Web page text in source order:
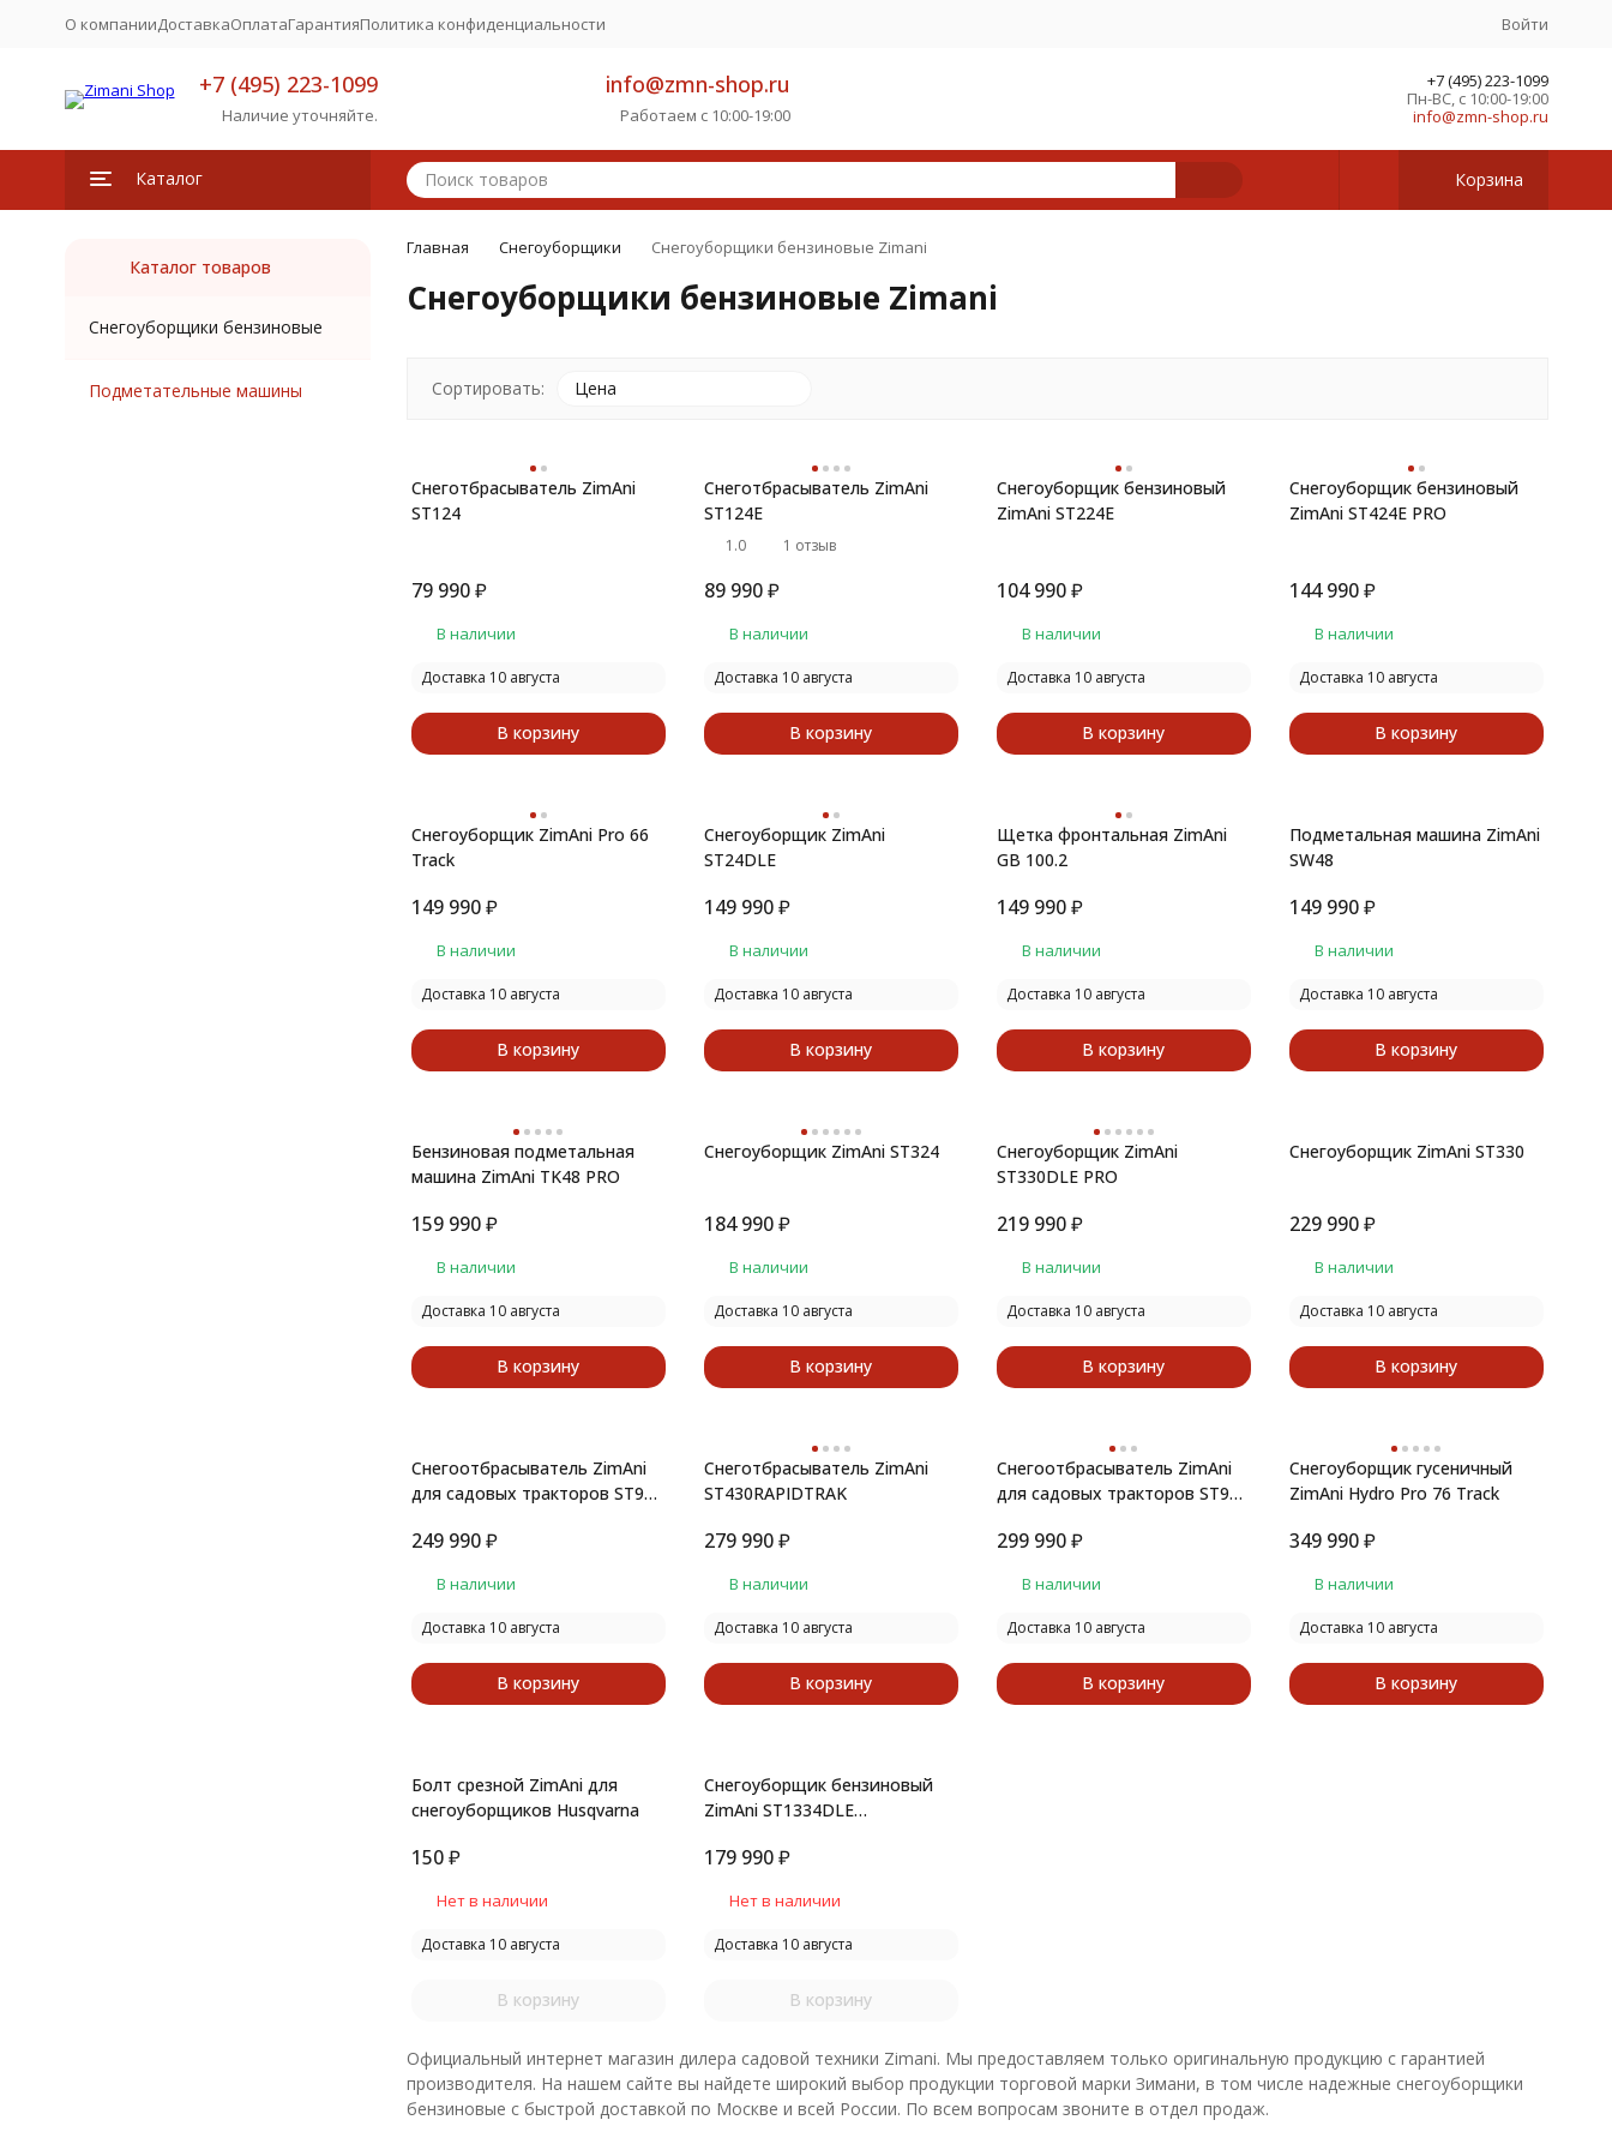
О компанииДоставкаОплатаГарантияПолитика конфиденциальности Войти
+7 (495) 223-1099
Наличие уточняйте.
info@zmn-shop.ru
Работаем с 10:00-19:00
+7 (495) 223-1099
Пн-ВС, с 10:00-19:00
info@zmn-shop.ru
Каталог Корзина
Главная Снегоуборщики Снегоуборщики бензиновые Zimani
Снегоуборщики бензиновые Zimani
Сортировать: Цена
Снеготбрасыватель ZimAni
ST124
79 990 ₽
В наличии
Доставка 10 августа
В корзину
Снеготбрасыватель ZimAni
ST124E
1.0 1 отзыв
89 990 ₽
В наличии
Доставка 10 августа
В корзину
Снегоуборщик бензиновый
ZimAni ST224E
104 990 ₽
В наличии
Доставка 10 августа
В корзину
Снегоуборщик бензиновый
ZimAni ST424E PRO
144 990 ₽
В наличии
Доставка 10 августа
В корзину
Снегоуборщик ZimAni Pro 66
Track
149 990 ₽
В наличии
Доставка 10 августа
В корзину
Снегоуборщик ZimAni
ST24DLE
149 990 ₽
В наличии
Доставка 10 августа
В корзину
Щетка фронтальная ZimAni
GB 100.2
149 990 ₽
В наличии
Доставка 10 августа
В корзину
Подметальная машина ZimAni
SW48
149 990 ₽
В наличии
Доставка 10 августа
В корзину
Бензиновая подметальная
машина ZimAni TK48 PRO
159 990 ₽
В наличии
Доставка 10 августа
В корзину
Снегоуборщик ZimAni ST324
184 990 ₽
В наличии
Доставка 10 августа
В корзину
Снегоуборщик ZimAni
ST330DLE PRO
219 990 ₽
В наличии
Доставка 10 августа
В корзину
Снегоуборщик ZimAni ST330
229 990 ₽
В наличии
Доставка 10 августа
В корзину
Снегоотбрасыватель ZimAni
для садовых тракторов ST90-
249 990 ₽
В наличии
Доставка 10 августа
В корзину
Снеготбрасыватель ZimAni
ST430RAPIDTRAK
279 990 ₽
В наличии
Доставка 10 августа
В корзину
Снегоотбрасыватель ZimAni
для садовых тракторов ST90-
299 990 ₽
В наличии
Доставка 10 августа
В корзину
Снегоуборщик гусеничный
ZimAni Hydro Pro 76 Track
349 990 ₽
В наличии
Доставка 10 августа
В корзину
Болт срезной ZimAni для
снегоуборщиков Husqvarna
150 ₽
Нет в наличии
Доставка 10 августа
В корзину
Снегоуборщик бензиновый
ZimAni ST1334DLE
179 990 ₽
Нет в наличии
Доставка 10 августа
В корзину
Официальный интернет магазин дилера садовой техники Zimani. Мы предоставляем только оригинальную продукцию с гарантией
производителя. На нашем сайте вы найдете широкий выбор продукции торговой марки Зимани, в том числе надежные снегоуборщики
бензиновые с быстрой доставкой по Москве и всей России. По всем вопросам звоните в отдел продаж.
Каталог товаров
Снегоуборщики бензиновые
Подметательные машины